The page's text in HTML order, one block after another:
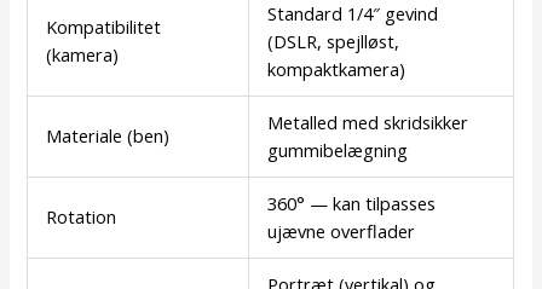
Kompatibilitet
(kamera)
Standard 1/4″ gevind
(DSLR, spejlløst,
kompaktkamera)
Materiale (ben)
Metalled med skridsikker
gummibelægning
Rotation
360° — kan tilpasses
ujævne overflader